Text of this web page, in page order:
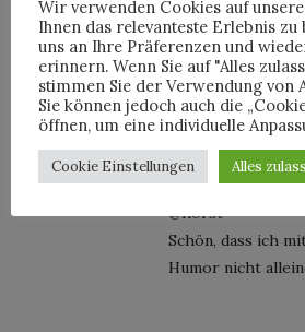
21. März 2012 at 09:58
Die Männer sind
lustig aufgelegt in
Brautkleidern, die
SF auch zu Mardi
…
@horst
Schön, dass ich
Humor nicht
Wir verwenden Cookies auf
Ihnen das relevanteste Erlebnis
uns an Ihre Präferenzen und
erinnern. Wenn Sie auf "Alles
stimmen Sie der Verwendung von
Sie können jedoch auch die
öffnen, um eine individuelle
Cookie Einstellungen Alles